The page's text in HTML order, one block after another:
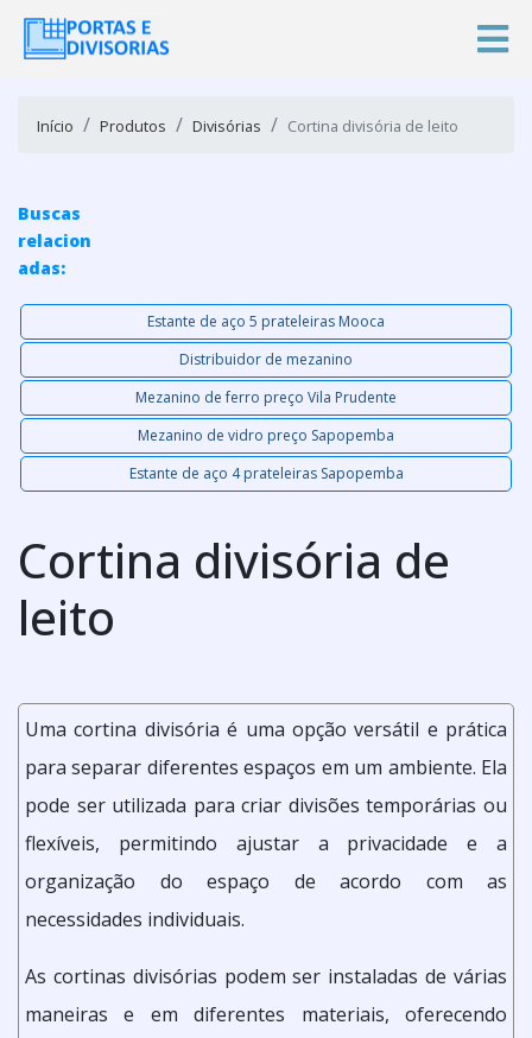
Início Produtos Divisórias Cortina divisória de leito
Buscas
relacion
adas:
Estante de aço 5 prateleiras Mooca
Distribuidor de mezanino
Mezanino de ferro preço Vila Prudente
Mezanino de vidro preço Sapopemba
Estante de aço 4 prateleiras Sapopemba
Cortina divisória de
leito
Uma cortina divisória é uma opção versátil e prática
para separar diferentes espaços em um ambiente. Ela
pode ser utilizada para criar divisões temporárias ou
flexíveis, permitindo ajustar a privacidade e a
organização do espaço de acordo com as
necessidades individuais.
As cortinas divisórias podem ser instaladas de várias
maneiras e em diferentes materiais, oferecendo